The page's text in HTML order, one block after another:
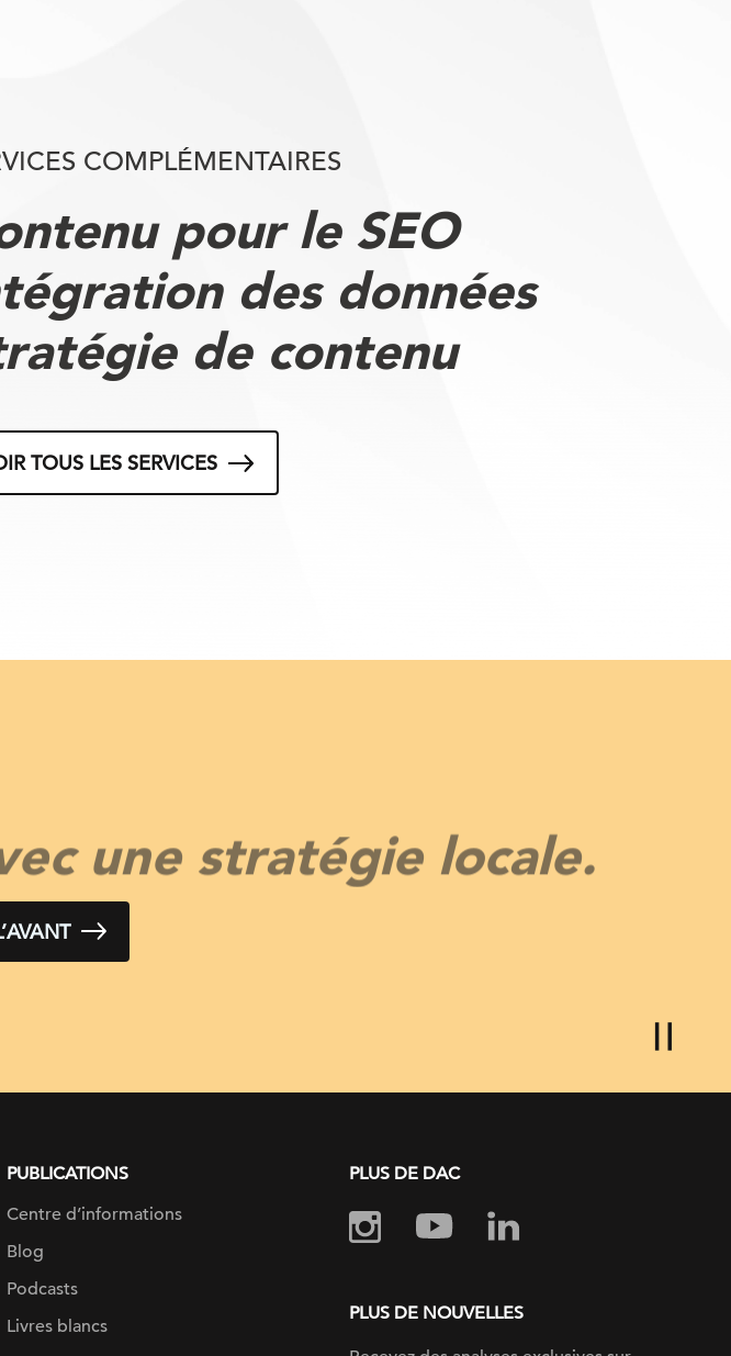
COMPLÉMENTAIRES
pour le SEO
des données
de contenu
TOUS LES SERVICES
une stratégie locale.
PUBLICATIONS
Centre d’informations
Blog
Podcasts
Livres blancs
PLUS DE DAC
PLUS DE NOUVELLES